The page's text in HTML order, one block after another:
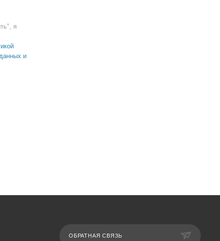
я
и
ОБРАТНАЯ СВЯЗЬ